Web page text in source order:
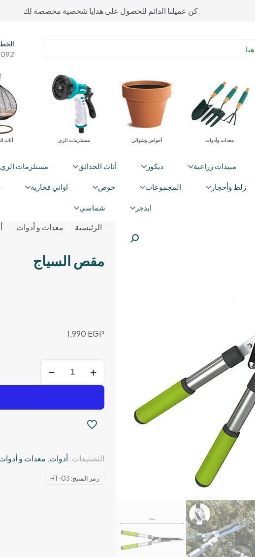
كن عميلنا الدائم للحصول على هدايا شخصية مخصصة لك
مستلزمات أحواض وشوالي معدات وأدوات
مبيدات زراعية ديكور أثاث الحدائق مستلزمات الري
زلط وأحجار المجموعات خوص اواني فخارية
ايدجر شماسي
الرئيسية - معدات و أدوات -
مقص السياج
1,990 EGP
مقص
السياج
التصنيفات: أدوات معدات و
رمز المنتج: HT-03